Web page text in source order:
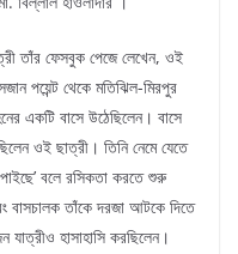
তাঁর ফেসবুক পেজে লেখেন, ওই
পয়েন্ট থেকে মতিঝিল-মিরপুর
একটি বাসে উঠেছিলেন। বাসে
ওই ছাত্রী। তিনি নেমে যেতে
বলে রসিকতা করতে শুরু
বাসচালক তাঁকে দরজা আটকে দিতে
হাসাহাসি করছিলেন।